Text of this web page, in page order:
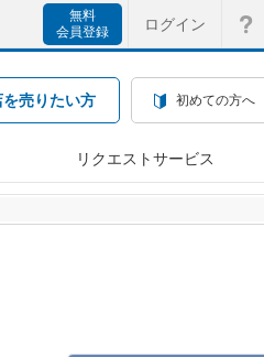
無料
会員登録
ログイン
を売りたい方 初めての方へ
リクエストサービス